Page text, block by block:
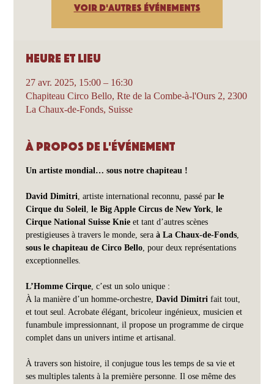
Voir d'autres événements
Heure et lieu
27 avr. 2025, 15:00 – 16:30
Chapiteau Circo Bello, Rte de la Combe-à-l'Ours 2, 2300
La Chaux-de-Fonds, Suisse
À propos de l'événement
Un artiste mondial… sous notre chapiteau !
David Dimitri, artiste international reconnu, passé par le
Cirque du Soleil, le Big Apple Circus de New York, le
Cirque National Suisse Knie et tant d’autres scènes
prestigieuses à travers le monde, sera à La Chaux-de-Fonds,
sous le chapiteau de Circo Bello, pour deux représentations
exceptionnelles.
L’Homme Cirque, c’est un solo unique :
À la manière d’un homme-orchestre, David Dimitri fait tout,
et tout seul. Acrobate élégant, bricoleur ingénieux, musicien et
funambule impressionnant, il propose un programme de cirque
complet dans un univers intime et artisanal.
À travers son histoire, il conjugue tous les temps de sa vie et
ses multiples talents à la première personne. Il ose même des